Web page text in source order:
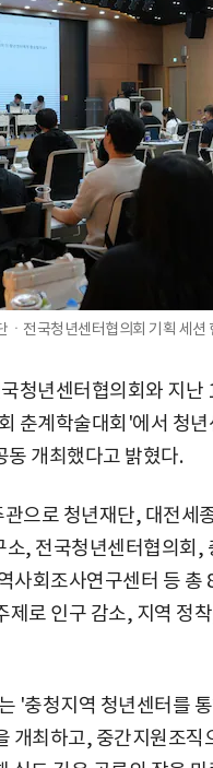
전국청년센터협의회 기획 세션
청년센터협의회와 지난
춘계학술대회'에서 청
동 개최했다고 밝혔다.
으로 청년재단, 대전세
, 전국청년센터협의회,
사회조사연구센터 등 총
로 인구 감소, 지역 정
'충청지역 청년센터를
개최하고, 중간지원조직